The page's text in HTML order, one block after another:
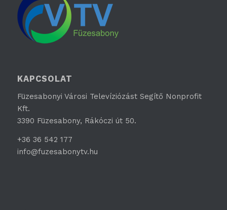
KAPCSOLAT
Füzesabonyi Városi Televíziózást Segítő Nonprofit
Kft.
3390 Füzesabony, Rákóczi út 50.
+36 36 542 177
info@fuzesabonytv.hu